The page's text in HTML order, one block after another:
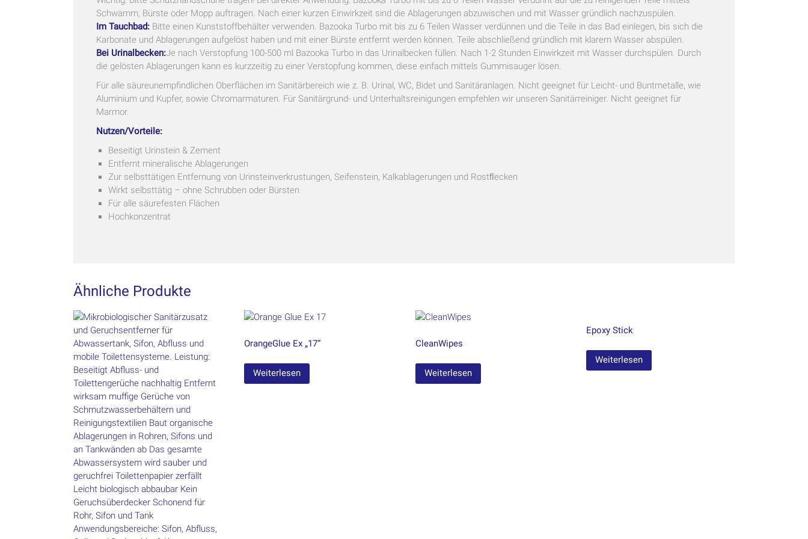
Schwamm, Bürste oder Mopp auftragen. Nach einer kurzen Einwirkzeit sind die Ablagerungen abzuwischen und mit Wasser gründlich nachzuspülen.
Im Tauchbad:Bitte einen Kunststoffbehälter verwenden. Bazooka Turbo mit bis zu 6 Teilen Wasser verdünnen und die Teile in das Bad einlegen, bis sich die
Karbonate und Ablagerungen aufgelöst haben und mit einer Bürste entfernt werden können. Teile abschließend gründlich mit klarem Wasser abspülen.
Bei Urinalbecken:Je nach Verstopfung 100-500 ml Bazooka Turbo in das Urinalbecken füllen. Nach 1-2 Stunden Einwirkzeit mit Wasser durchspülen. Durch
die gelösten Ablagerungen kann es kurzzeitig zu einer Verstopfung kommen, diese einfach mittels Gummisauger lösen.
Für alle säureunempfindlichen Oberflächen im Sanitärbereich wie z. B. Urinal, WC, Bidet und Sanitäranlagen. Nicht geeignet für Leicht- und Buntmetalle, wie
Aluminium und Kupfer, sowie Chromarmaturen. Für Sanitärgrund- und Unterhaltsreinigungen empfehlen wir unseren Sanitärreiniger. Nicht geeignet für
Marmor.
Nutzen/Vorteile:
Beseitigt Urinstein & Zement
Entfernt mineralische Ablagerungen
Zur selbsttätigen Entfernung von Urinsteinverkrustungen, Seifenstein, Kalkablagerungen und Rostﬂecken
Wirkt selbsttätig – ohne Schrubben oder Bürsten
Für alle säurefesten Flächen
Hochkonzentrat
Ähnliche Produkte
OrangeGlue Ex „17“
Weiterlesen
CleanWipes
Weiterlesen
Epoxy Stick
Weiterlesen